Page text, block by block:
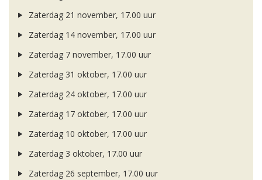
Zaterdag 21 november, 17.00 uur
Zaterdag 14 november, 17.00 uur
Zaterdag 7 november, 17.00 uur
Zaterdag 31 oktober, 17.00 uur
Zaterdag 24 oktober, 17.00 uur
Zaterdag 17 oktober, 17.00 uur
Zaterdag 10 oktober, 17.00 uur
Zaterdag 3 oktober, 17.00 uur
Zaterdag 26 september, 17.00 uur